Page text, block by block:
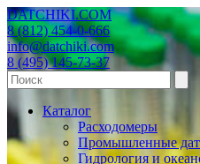
DATCHIKI.COM
8 (812) 454-0-666
info@datchiki.com
8 (495) 145-73-37
Каталог
Расходомеры
Промышленные
Гидрология и